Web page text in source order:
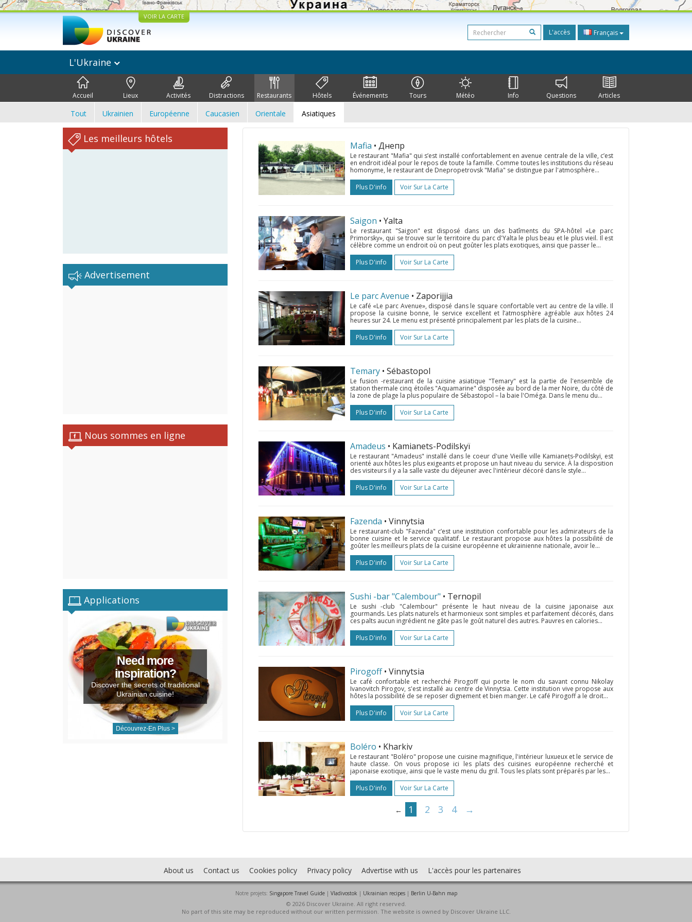
VOIR LA CARTE
L'accès Français
L'Ukraine
Accueil Lieux Activités Distractions Restaurants Hôtels Événements Tours Météo Info Questions Articles
Tout Ukrainien Européenne Caucasien Orientale Asiatiques
Les meilleurs hôtels
Advertisement
Nous sommes en ligne
Applications
Need more
inspiration?
Discover the secrets of traditional
Ukrainian cuisine!
Découvrez-En Plus >
Mafia • Днепр
Le restaurant "Mafia" qui s’est installé confortablement en avenue centrale de la ville, c’est
en endroit idéal pour le repos de toute la famille. Comme toutes les institutions du réseau
homonyme, le restaurant de Dnepropetrovsk "Mafia" se distingue par l'atmosphère...
Plus D'info
Voir Sur La Carte
Saigon • Yalta
Le restaurant "Saigon" est disposé dans un des batîments du SPA-hôtel «Le parc
Primorsky», qui se trouve sur le territoire du parc d'Yalta le plus beau et le plus vieil. Il est
célèbre comme un endroit où on peut goûter les plats exotiques, ainsi que passer le...
Plus D'info
Voir Sur La Carte
Le parc Avenue • Zaporijjia
Le café «Le parc Avenue», disposé dans le square confortable vert au centre de la ville. Il
propose la cuisine bonne, le service excellent et l’atmosphère agréable aux hôtes 24
heures sur 24. Le menu est présenté principalement par les plats de la cuisine...
Plus D'info
Voir Sur La Carte
Temary • Sébastopol
Le fusion -restaurant de la cuisine asiatique "Temary" est la partie de l'ensemble de
station thermale cinq étoiles "Aquamarine" disposée au bord de la mer Noire, du côté de
la zone de plage la plus populaire de Sébastopol – la baie l'Oméga. Dans le menu du...
Plus D'info
Voir Sur La Carte
Amadeus • Kamianets-Podilskyï
Le restaurant "Amadeus" installé dans le coeur d'une Vieille ville Kamianets-Podilskyï, est
orienté aux hôtes les plus exigeants et propose un haut niveau du service. À la disposition
des visiteurs il y a la salle vaste du déjeuner avec l'intérieur décoré dans le style...
Plus D'info
Voir Sur La Carte
Fazenda • Vinnytsia
Le restaurant-club "Fazenda" c’est une institution confortable pour les admirateurs de la
bonne cuisine et le service qualitatif. Le restaurant propose aux hôtes la possibilité de
goûter les meilleurs plats de la cuisine européenne et ukrainienne nationale, avoir le...
Plus D'info
Voir Sur La Carte
Sushi -bar "Calembour" • Ternopil
Le sushi -club "Calembour" présente le haut niveau de la cuisine japonaise aux
gourmands. Les plats naturels et harmonieux sont simples et parfaitement décorés, dans
ces palts aucun ingrédient ne gâte pas le goût naturel des autres. Pauvres en calories...
Plus D'info
Voir Sur La Carte
Pirogoff • Vinnytsia
Le café confortable et recherché Pirogoff qui porte le nom du savant connu Nikolay
Ivanovitch Pirogov, s'est installé au centre de Vinnytsia. Cette institution vive propose aux
hôtes la possibilité de se reposer dignement et bien manger. Le café Pirogoff a le droit...
Plus D'info
Voir Sur La Carte
Boléro • Kharkiv
Le restaurant "Boléro" propose une cuisine magnifique, l'intérieur luxueux et le service de
haute classe. On vous propose ici les plats des cuisines européenne recherché et
japonaise exotique, ainsi que le vaste menu du gril. Tous les plats sont préparés par les...
Plus D'info
Voir Sur La Carte
← 1 2 3 4 →
About us Contact us Cookies policy Privacy policy Advertise with us L'accès pour les partenaires
Notre projets: Singapore Travel Guide| Vladivostok | Ukrainian recipes| Berlin U-Bahn map
© 2026 Discover Ukraine. All right reserved.
No part of this site may be reproduced without our written permission. The website is owned by Discover Ukraine LLC.